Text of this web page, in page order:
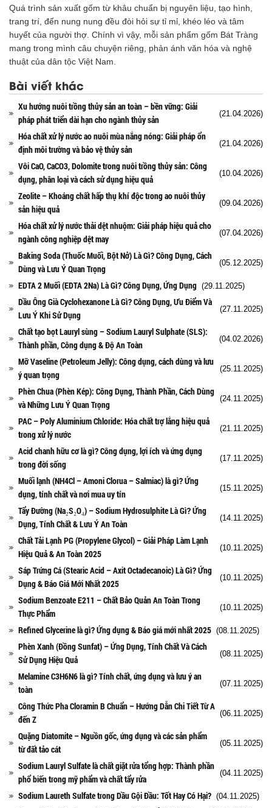
Quá trình sản xuất gốm từ khâu chuẩn bị nguyên liệu, tạo hình,
trang trí, đến nung nung đều đòi hỏi sự tỉ mỉ, khéo léo và tâm
huyết của người thợ. Chính vì vậy, mỗi sản phẩm gốm Bát Tràng
mang trong mình câu chuyện riêng, phản ánh văn hóa và nghệ
thuật của dân tộc Việt Nam.
Bài viết khác
Xu hướng nuôi trồng thủy sản an toàn – bền vững: Giải
pháp phát triển dài hạn cho ngành thủy sản
(21.04.2026)
Hóa chất xử lý nước ao nuôi mùa nắng nóng: Giải pháp ổn
định môi trường và bảo vệ thủy sản
(21.04.2026)
Vôi CaO, CaCO3, Dolomite trong nuôi trồng thủy sản: Công
dụng, phân loại và cách sử dụng hiệu quả
(10.04.2026)
Zeolite – Khoáng chất hấp thụ khí độc trong ao nuôi thủy
sản hiệu quả
(09.04.2026)
Hóa chất xử lý nước thải dệt nhuộm: Giải pháp hiệu quả cho
ngành công nghiệp dệt may
(07.04.2026)
Baking Soda (Thuốc Muối, Bột Nở) Là Gì? Công Dụng, Cách
Dùng và Lưu Ý Quan Trọng
(05.12.2025)
EDTA 2 Muối (EDTA 2Na) Là Gì? Công Dụng, Ứng Dụng (29.11.2025)
Dầu Ông Già Cyclohexanone Là Gì? Công Dụng, Ưu Điểm Và
Lưu Ý Khi Sử Dụng
(27.11.2025)
Chất tạo bọt Lauryl sùng – Sodium Lauryl Sulphate (SLS):
Thành phần, Công dụng & Độ An Toàn
(04.02.2026)
Mỡ Vaseline (Petroleum Jelly): Công dụng, cách dùng và lưu
ý quan trọng
(25.11.2025)
Phèn Chua (Phèn Kép): Công Dụng, Thành Phần, Cách Dùng
và Những Lưu Ý Quan Trọng
(24.11.2025)
PAC – Poly Aluminium Chloride: Hóa chất trợ lắng hiệu quả
trong xử lý nước
(21.11.2025)
Acid chanh hữu cơ là gì? Công dụng, lợi ích và ứng dụng
trong đời sống
(17.11.2025)
Muối lạnh (NH4Cl – Amoni Clorua – Salmiac) là gì? Ứng
dụng, tính chất và nơi mua uy tín
(15.11.2025)
Tẩy Đường (Na₂S₂O₄) – Sodium Hydrosulphite Là Gì? Ứng
Dụng, Tính Chất & Lưu Ý An Toàn
(14.11.2025)
Chất Tải Lạnh PG (Propylene Glycol) – Giải Pháp Làm Lạnh
Hiệu Quả & An Toàn 2025
(10.11.2025)
Sáp Trứng Cá (Stearic Acid – Axit Octadecanoic) Là Gì? Ứng
Dụng & Báo Giá Mới Nhất 2025
(10.11.2025)
Sodium Benzoate E211 – Chất Bảo Quản An Toàn Trong
Thực Phẩm
(10.11.2025)
Refined Glycerine là gì? Ứng dụng & Báo giá mới nhất 2025 (08.11.2025)
Phèn Xanh (Đồng Sunfat) – Ứng Dụng, Tính Chất Và Cách
Sử Dụng Hiệu Quả
(08.11.2025)
Melamine C3H6N6 là gì? Tính chất, ứng dụng và lưu ý an
toàn
(07.11.2025)
Công Thức Pha Cloramin B Chuẩn – Hướng Dẫn Chi Tiết Từ A
đến Z
(06.11.2025)
Quặng Diatomite – Nguồn gốc, ứng dụng và các sản phẩm
từ đất tảo cát
(05.11.2025)
Sodium Lauryl Sulfate là chất giặt rửa tổng hợp: Thành phần
phổ biến trong mỹ phẩm và chất tẩy rửa
(04.11.2025)
Sodium Laureth Sulfate trong Dầu Gội Đầu: Tốt Hay Có Hại? (04.11.2025)